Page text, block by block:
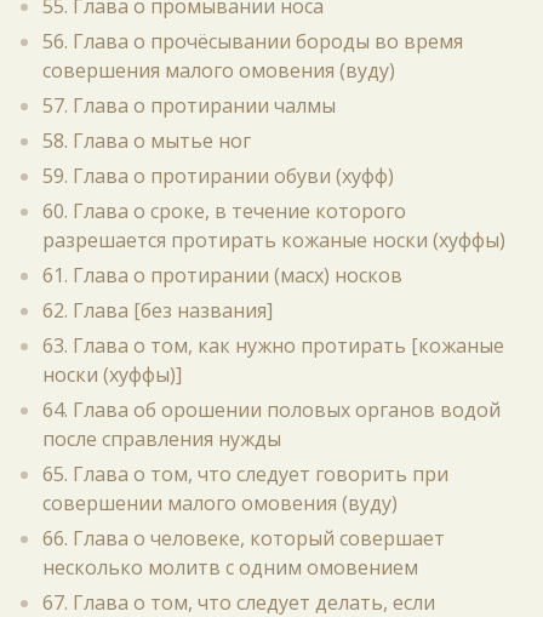
55. Глава о промывании носа
56. Глава о прочёсывании бороды во время
совершения малого омовения (вуду)
57. Глава о протирании чалмы
58. Глава о мытье ног
59. Глава о протирании обуви (хуфф)
60. Глава о сроке, в течение которого
разрешается протирать кожаные носки (хуффы)
61. Глава о протирании (масх) носков
62. Глава [без названия]
63. Глава о том, как нужно протирать [кожаные
носки (хуффы)]
64. Глава об орошении половых органов водой
после справления нужды
65. Глава о том, что следует говорить при
совершении малого омовения (вуду)
66. Глава о человеке, который совершает
несколько молитв с одним омовением
67. Глава о том, что следует делать, если